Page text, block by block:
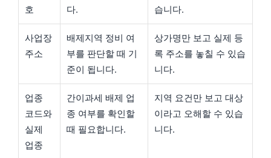
호
다.
습니다.
사업장
주소
배제지역 정비 여
부를 판단할 때 기
준이 됩니다.
상가명만 보고 실제 등
록 주소를 놓칠 수 있습
니다.
업종
코드와
실제
업종
간이과세 배제 업
종 여부를 확인할
때 필요합니다.
지역 요건만 보고 대상
이라고 오해할 수 있습
니다.